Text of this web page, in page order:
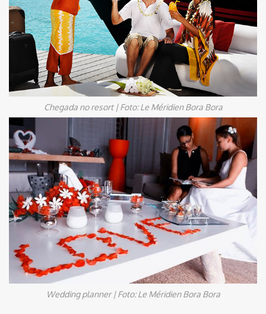
Chegada no resort | Foto: Le Méridien Bora Bora
Wedding planner | Foto: Le Méridien Bora Bora